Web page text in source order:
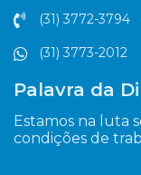
(31) 3772-3794
(31) 3773-2012
Palavra da
Estamos na luta
condições de